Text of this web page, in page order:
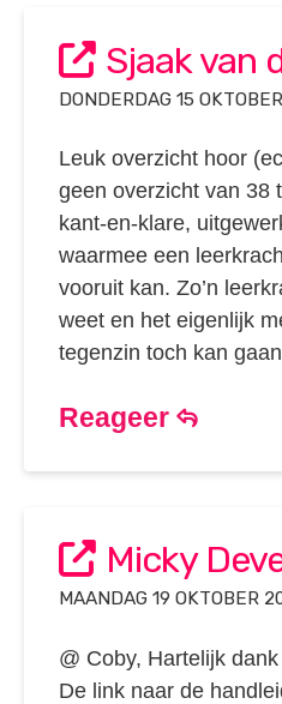
Sjaak van
DONDERDAG 15
Leuk overzicht hoor
geen overzicht van 38
kant-en-klare,
waarmee een
vooruit kan. Zo’n
weet en het eigenlijk
tegenzin toch kan
Reageer
Micky
MAANDAG 19 OKTOBER
@ Coby, Hartelijk
De link naar de